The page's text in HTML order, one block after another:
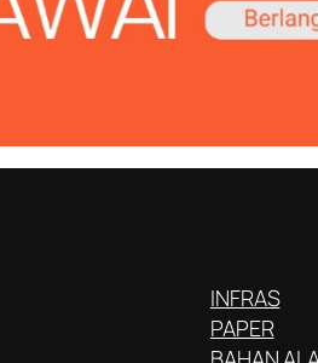
INFRAS
PAPER